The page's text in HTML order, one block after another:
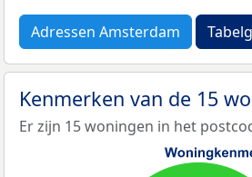
Adressen Amsterdam
Kenmerken van de 15
Er zijn 15 woningen in het